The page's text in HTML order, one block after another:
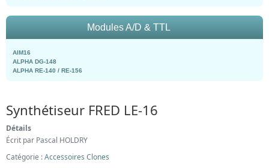
Modules A/D & TTL
AIM16
ALPHA DG-148
ALPHA RE-140 / RE-156
Synthétiseur FRED LE-16
Détails
Écrit par Pascal HOLDRY
Catégorie :Accessoires Clones